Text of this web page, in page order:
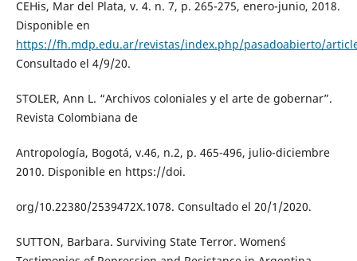
CEHis, Mar del Plata, v. 4. n. 7, p. 265-275, enero-junio, 2018.
Disponible en
https://fh.mdp.edu.ar/revistas/index.php/pasadoabierto/
Consultado el 4/9/20.
STOLER, Ann L. “Archivos coloniales y el arte de gobernar”.
Revista Colombiana de
Antropología, Bogotá, v.46, n.2, p. 465-496, julio-diciembre
2010. Disponible en https://doi.
org/10.22380/2539472X.1078. Consultado el 20/1/2020.
SUTTON, Barbara. Surviving State Terror. Women´s